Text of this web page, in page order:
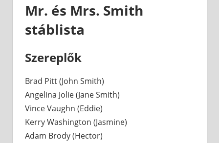
Mr. és Mrs. Smith
stáblista
Szereplők
Brad Pitt (John Smith)
Angelina Jolie (Jane Smith)
Vince Vaughn (Eddie)
Kerry Washington (Jasmine)
Adam Brody (Hector)